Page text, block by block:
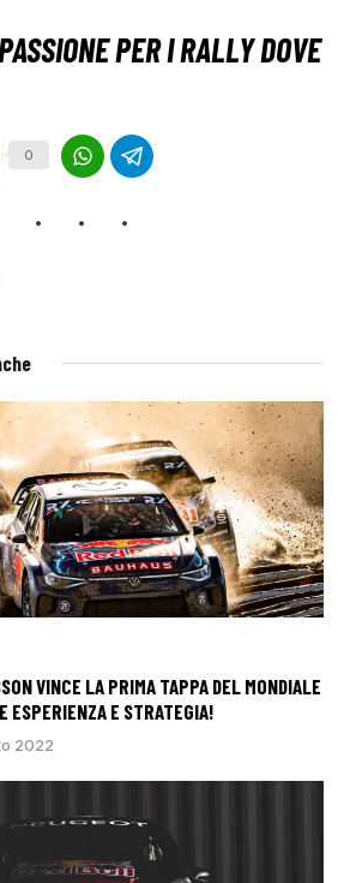
0
VINCE LA PRIMA TAPPA DEL MONDIALE
ESPERIENZA E STRATEGIA!
2022